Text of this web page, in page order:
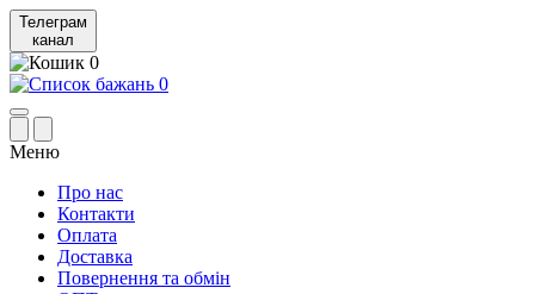
Телеграм
канал
0
0
Меню
Про нас
Контакти
Оплата
Доставка
Повернення та обмін